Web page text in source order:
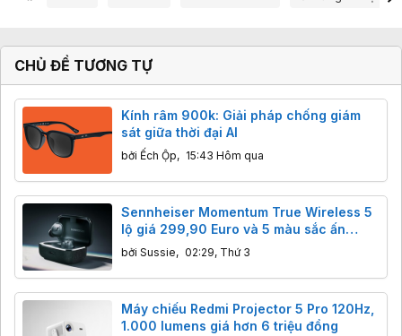
c
:
CHỦ ĐỀ TƯƠNG TỰ
Kính râm 900k: Giải pháp chống giám
sát giữa thời đại AI
bởi Ếch Ộp, 15:43 Hôm qua
Sennheiser Momentum True Wireless 5
lộ giá 299,90 Euro và 5 màu sắc ấn
tượng
bởi Sussie, 02:29, Thứ 3
Máy chiếu Redmi Projector 5 Pro 120Hz,
1.000 lumens giá hơn 6 triệu đồng